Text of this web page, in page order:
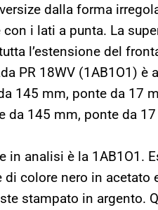
dalla forma
i lati a punta. La
l’estensione del
PR 18WV (1AB1O1) è
145 mm, ponte da 17
da 145 mm, ponte da
in analisi è la 1AB1O1.
colore nero in acetato
stampato in argento.